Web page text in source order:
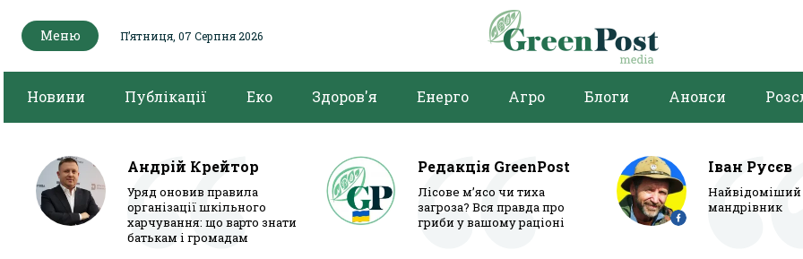
Меню Пʼятниця, 07 Серпня 2026
Новини Публікації Еко Здоров'я Енерго Агро Блоги Анонси
Андрій Крейтор
Уряд оновив правила
організації шкільного
харчування: що варто знати
батькам і громадам
Редакція GreenPost
Лісове м’ясо чи тиха
загроза? Вся правда про
гриби у вашому раціоні
Іван Русєв
мандрівник